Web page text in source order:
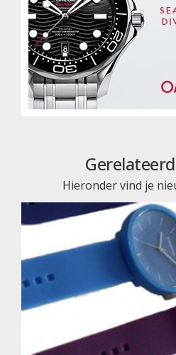
Hieronder vind je